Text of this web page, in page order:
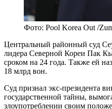
Фото: Pool Korea Out /
Центральный районный суд
лидера Северной Кореи Пак
сроком на 24 года. Также ей
18 млрд вон.
Суд признал экс-президента
государственной тайны,
злоупотреблении своим